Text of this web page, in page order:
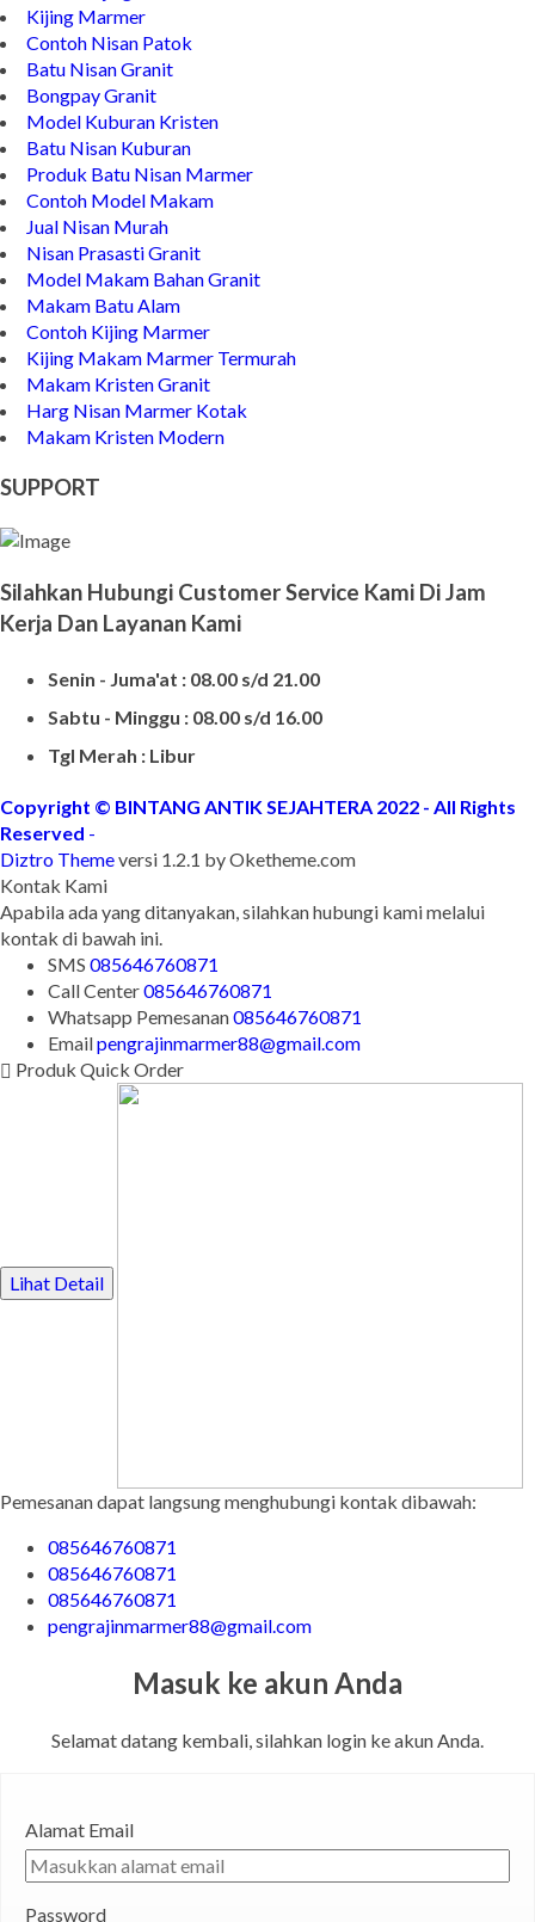
Kijing Marmer
Contoh Nisan Patok
Batu Nisan Granit
Bongpay Granit
Model Kuburan Kristen
Batu Nisan Kuburan
Produk Batu Nisan Marmer
Contoh Model Makam
Jual Nisan Murah
Nisan Prasasti Granit
Model Makam Bahan Granit
Makam Batu Alam
Contoh Kijing Marmer
Kijing Makam Marmer Termurah
Makam Kristen Granit
Harg Nisan Marmer Kotak
Makam Kristen Modern
SUPPORT
Silahkan Hubungi Customer Service Kami Di Jam
Kerja Dan Layanan Kami
Senin - Juma'at : 08.00 s/d 21.00
Sabtu - Minggu : 08.00 s/d 16.00
Tgl Merah : Libur
Copyright © BINTANG ANTIK SEJAHTERA 2022 - All Rights
Reserved -
Diztro Themeversi 1.2.1 by Oketheme.com
Kontak Kami
Apabila ada yang ditanyakan, silahkan hubungi kami melalui
kontak di bawah ini.
SMS 085646760871
Call Center085646760871
Whatsapp Pemesanan085646760871
Emailpengrajinmarmer88@gmail.com
Produk Quick Order
Lihat Detail
Pemesanan dapat langsung menghubungi kontak dibawah:
085646760871
085646760871
085646760871
pengrajinmarmer88@gmail.com
Masuk ke akun Anda
Selamat datang kembali, silahkan login ke akun Anda.
Alamat Email
Password